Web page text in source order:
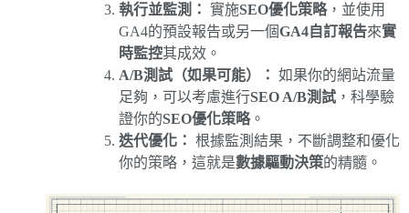
執行並監測： 實施SEO優化策略，並使用
GA4的預設報告或另一個GA4自訂報告來實
時監控其成效。
A/B測試（如果可能）： 如果你的網站流量
足夠，可以考慮進行SEO A/B測試 ，科學驗
證你的SEO優化策略。
迭代優化： 根據監測結果，不斷調整和優化
你的策略，這就是數據驅動決策的精髓。